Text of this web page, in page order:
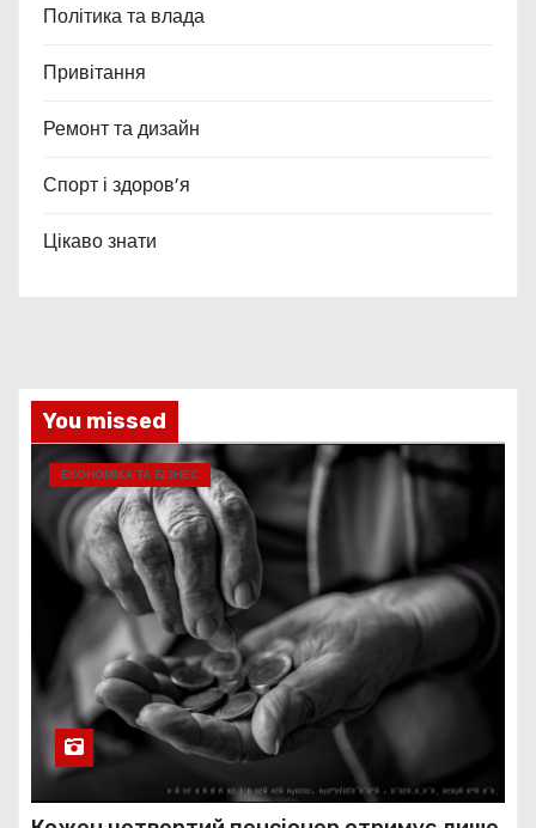
Політика та влада
Привітання
Ремонт та дизайн
Спорт і здоров’я
Цікаво знати
You missed
ЕКОНОМІКА ТА БІЗНЕС